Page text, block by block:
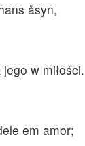
åsyn,
w miłości.
em amor;